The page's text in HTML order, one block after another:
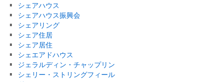
シェアハウス
シェアハウス振興会
シェアリング
シェア住居
シェア居住
シェエアドハウス
ジェラルディン・チャップリン
シェリー・ストリングフィール